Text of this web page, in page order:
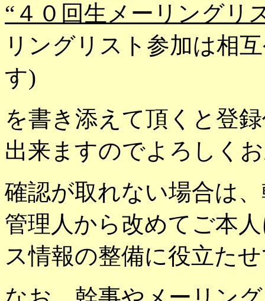
“４０回生メーリングリ
リングリスト参加は相
す)
を書き添えて頂くと登
出来ますのでよろしく
確認が取れない場合は
管理人から改めてご本
ス情報の整備に役立た